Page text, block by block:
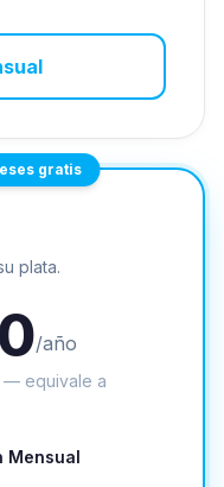
gratis
plata.
/año
— equivale a
Mensual